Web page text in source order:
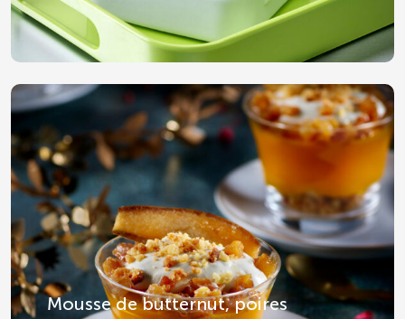
Mousse de butternut, poires